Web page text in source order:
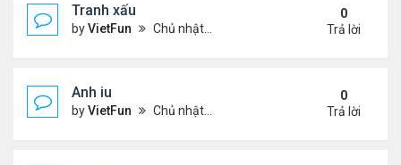
Tranh xấu
byVietFun Chủ nhật Tháng 12 12, 2021 11:18 pm
0
Trả lời
Anh iu
byVietFun Chủ nhật Tháng 12 12, 2021 11:18 pm
0
Trả lời